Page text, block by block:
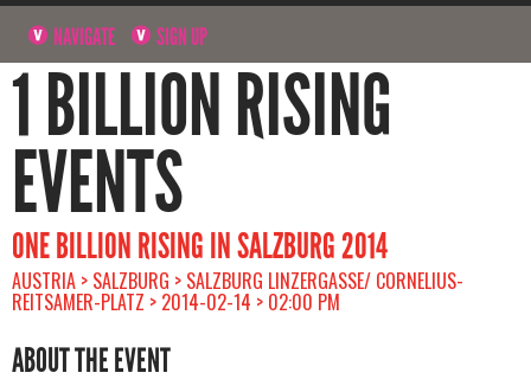
NAVIGATE SIGN UP
1 BILLION RISING
EVENTS
ONE BILLION RISING IN SALZBURG 2014
AUSTRIA > SALZBURG > SALZBURG LINZERGASSE/ CORNELIUS-
REITSAMER-PLATZ > 2014-02-14 > 02:00 PM
ABOUT THE EVENT